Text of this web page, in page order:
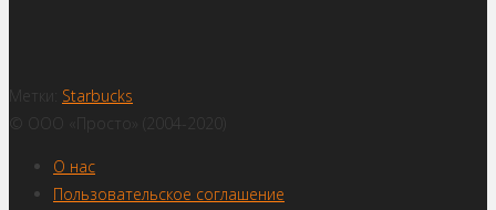
Метки: Starbucks
© ООО «Просто» (2004-2020)
О нас
Пользовательское соглашение